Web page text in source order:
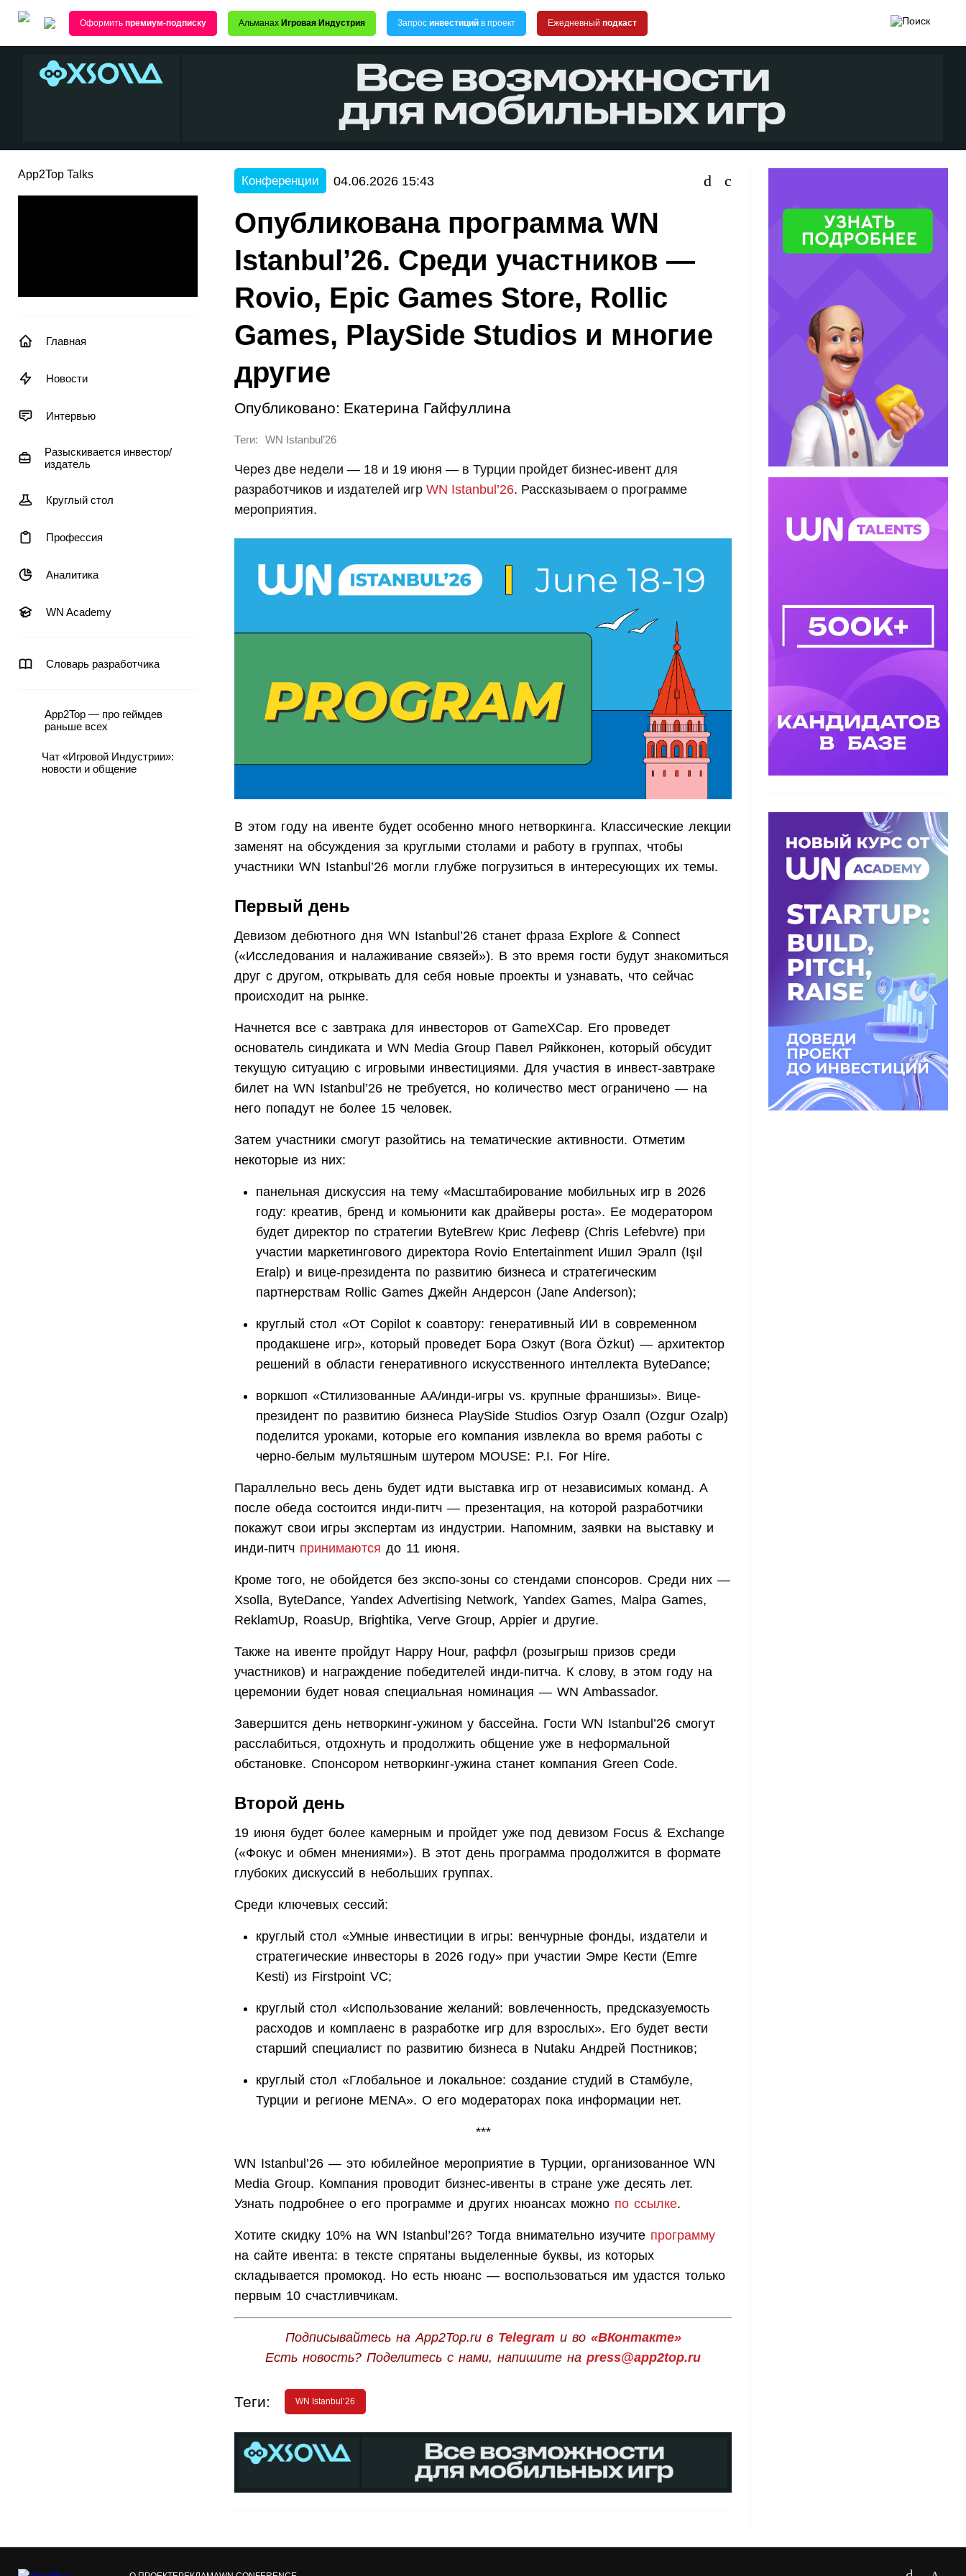
Оформить премиум-подписку Альманах Игровая Индустрия Запрос инвестиций в проект Ежедневный подкаст
App2Top Talks
Главная
Новости
Интервью
Разыскивается инвестор/
издатель
Круглый стол
Профессия
Аналитика
WN Academy
Словарь разработчика
App2Top — про геймдев
раньше всех
Чат «Игровой Индустрии»:
новости и общение
Конференции 04.06.2026 15:43
Опубликована программа WN
Istanbul’26. Среди участников —
Rovio, Epic Games Store, Rollic
Games, PlaySide Studios и многие
другие
Опубликовано: Екатерина Гайфуллина
Теги: WN Istanbul’26
Через две недели — 18 и 19 июня — в Турции пройдет бизнес-ивент для
разработчиков и издателей игр WN Istanbul’26. Рассказываем о программе
мероприятия.
В этом году на ивенте будет особенно много нетворкинга. Классические лекции
заменят на обсуждения за круглыми столами и работу в группах, чтобы
участники WN Istanbul’26 могли глубже погрузиться в интересующих их темы.
Первый день
Девизом дебютного дня WN Istanbul’26 станет фраза Explore & Connect
(«Исследования и налаживание связей»). В это время гости будут знакомиться
друг с другом, открывать для себя новые проекты и узнавать, что сейчас
происходит на рынке.
Начнется все с завтрака для инвесторов от GameXCap. Его проведет
основатель синдиката и WN Media Group Павел Ряйкконен, который обсудит
текущую ситуацию с игровыми инвестициями. Для участия в инвест-завтраке
билет на WN Istanbul’26 не требуется, но количество мест ограничено — на
него попадут не более 15 человек.
Затем участники смогут разойтись на тематические активности. Отметим
некоторые из них:
панельная дискуссия на тему «Масштабирование мобильных игр в 2026
году: креатив, бренд и комьюнити как драйверы роста». Ее модератором
будет директор по стратегии ByteBrew Крис Лефевр (Chris Lefebvre) при
участии маркетингового директора Rovio Entertainment Ишил Эралп (Işıl
Eralp) и вице-президента по развитию бизнеса и стратегическим
партнерствам Rollic Games Джейн Андерсон (Jane Anderson);
круглый стол «От Copilot к соавтору: генеративный ИИ в современном
продакшене игр», который проведет Бора Озкут (Bora Özkut) — архитектор
решений в области генеративного искусственного интеллекта ByteDance;
воркшоп «Стилизованные АА/инди-игры vs. крупные франшизы». Вице-
президент по развитию бизнеса PlaySide Studios Озгур Озалп (Ozgur Ozalp)
поделится уроками, которые его компания извлекла во время работы с
черно-белым мультяшным шутером MOUSE: P.I. For Hire.
Параллельно весь день будет идти выставка игр от независимых команд. А
после обеда состоится инди-питч — презентация, на которой разработчики
покажут свои игры экспертам из индустрии. Напомним, заявки на выставку и
инди-питч принимаются до 11 июня.
Кроме того, не обойдется без экспо-зоны со стендами спонсоров. Среди них —
Xsolla, ByteDance, Yandex Advertising Network, Yandex Games, Malpa Games,
ReklamUp, RoasUp, Brightika, Verve Group, Appier и другие.
Также на ивенте пройдут Happy Hour, раффл (розыгрыш призов среди
участников) и награждение победителей инди‑питча. К слову, в этом году на
церемонии будет новая специальная номинация — WN Ambassador.
Завершится день нетворкинг-ужином у бассейна. Гости WN Istanbul’26 смогут
расслабиться, отдохнуть и продолжить общение уже в неформальной
обстановке. Спонсором нетворкинг-ужина станет компания Green Code.
Второй день
19 июня будет более камерным и пройдет уже под девизом Focus & Exchange
(«Фокус и обмен мнениями»). В этот день программа продолжится в формате
глубоких дискуссий в небольших группах.
Среди ключевых сессий:
круглый стол «Умные инвестиции в игры: венчурные фонды, издатели и
стратегические инвесторы в 2026 году» при участии Эмре Кести (Emre
Kesti) из Firstpoint VC;
круглый стол «Использование желаний: вовлеченность, предсказуемость
расходов и комплаенс в разработке игр для взрослых». Его будет вести
старший специалист по развитию бизнеса в Nutaku Андрей Постников;
круглый стол «Глобальное и локальное: создание студий в Стамбуле,
Турции и регионе MENA». О его модераторах пока информации нет.
***
WN Istanbul’26 — это юбилейное мероприятие в Турции, организованное WN
Media Group. Компания проводит бизнес-ивенты в стране уже десять лет.
Узнать подробнее о его программе и других нюансах можно по ссылке.
Хотите скидку 10% на WN Istanbul’26? Тогда внимательно изучите программу
на сайте ивента: в тексте спрятаны выделенные буквы, из которых
складывается промокод. Но есть нюанс — воспользоваться им удастся только
первым 10 счастливчикам.
Подписывайтесь на App2Top.ru в Telegramи во «ВКонтакте»
Есть новость? Поделитесь с нами, напишите на press@app2top.ru
Теги: WN Istanbul’26